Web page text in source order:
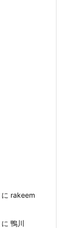
に rakeem
に 鴨川